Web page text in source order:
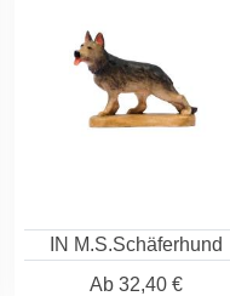
IN M.S.Schäferhund
Ab32,40 €